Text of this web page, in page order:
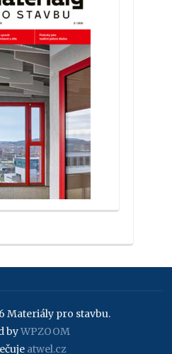
Materiály pro stavbu.
byWPZOOM
atwel.cz